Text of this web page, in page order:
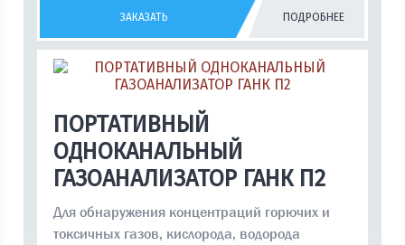
ЗАКАЗАТЬ ПОДРОБНЕЕ
ПОРТАТИВНЫЙ
ОДНОКАНАЛЬНЫЙ
ГАЗОАНАЛИЗАТОР ГАНК П2
Для обнаружения концентраций горючих и
токсичных газов, кислорода, водорода